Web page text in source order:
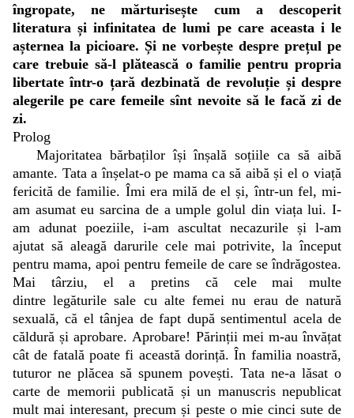
îngropate, ne mărturisește cum a descoperit
literatura și infinitatea de lumi pe care aceasta i le
așternea la picioare. Și ne vorbește despre prețul pe
care trebuie să-l plătească o familie pentru propria
libertate într-o țară dezbinată de revoluție și despre
alegerile pe care femeile sînt nevoite să le facă zi de
zi.
Prolog
Majoritatea bărbaților își înșală soțiile ca să aibă
amante. Tata a înșelat-o pe mama ca să aibă și el o viață
fericită de familie. Îmi era milă de el și, într-un fel, mi-
am asumat eu sarcina de a umple golul din viața lui. I-
am adunat poeziile, i-am ascultat necazurile și l-am
ajutat să aleagă darurile cele mai potrivite, la început
pentru mama, apoi pentru femeile de care se îndrăgostea.
Mai târziu, el a pretins că cele mai multe
dintre legăturile sale cu alte femei nu erau de natură
sexuală, că el tânjea de fapt după sentimentul acela de
căldură și aprobare. Aprobare! Părinții mei m-au învățat
cât de fatală poate fi această dorință. În familia noastră,
tuturor ne plăcea să spunem povești. Tata ne-a lăsat o
carte de memorii publicată și un manuscris nepublicat
mult mai interesant, precum și peste o mie cinci sute de